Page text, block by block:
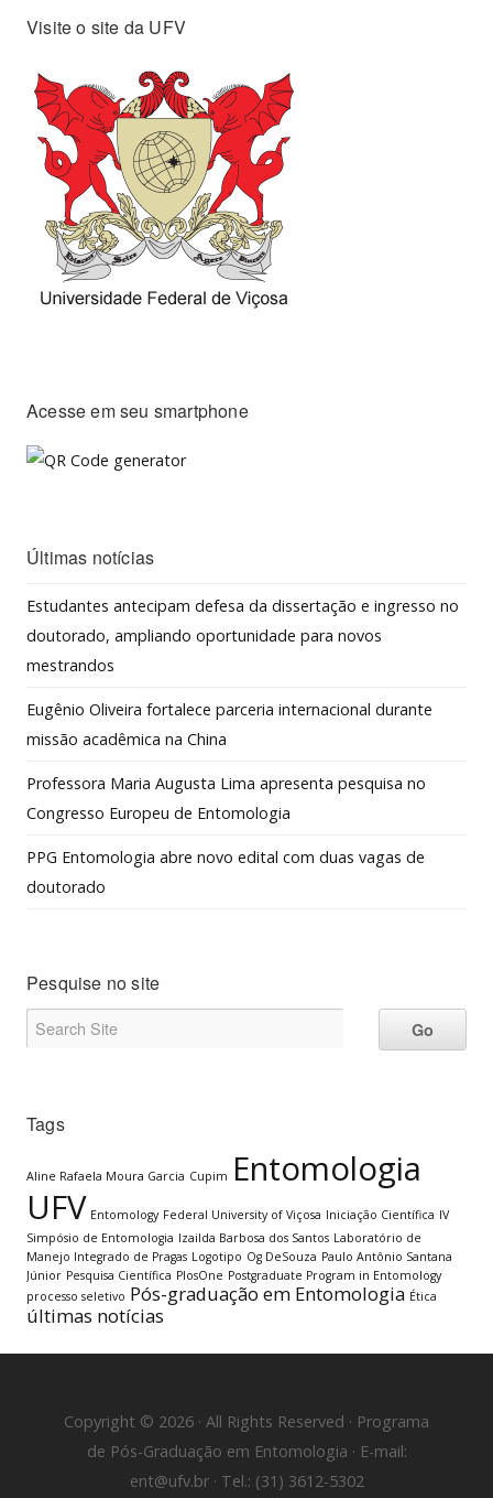
Visite o site da UFV
Acesse em seu smartphone
Últimas notícias
Estudantes antecipam defesa da dissertação e ingresso no
doutorado, ampliando oportunidade para novos
mestrandos
Eugênio Oliveira fortalece parceria internacional durante
missão acadêmica na China
Professora Maria Augusta Lima apresenta pesquisa no
Congresso Europeu de Entomologia
PPG Entomologia abre novo edital com duas vagas de
doutorado
Pesquise no site
Tags
Aline Rafaela Moura Garcia Cupim Entomologia
UFV Entomology Federal University of Viçosa Iniciação Científica IV
Simpósio de Entomologia Izailda Barbosa dos Santos Laboratório de
Manejo Integrado de Pragas Logotipo Og DeSouza Paulo Antônio Santana
Júnior Pesquisa Científica PlosOne Postgraduate Program in Entomology
processo seletivo Pós-graduação em Entomologia Ética
últimas notícias
Copyright © 2026 · All Rights Reserved · Programa
de Pós-Graduação em Entomologia · E-mail:
ent@ufv.br · Tel.: (31) 3612-5302